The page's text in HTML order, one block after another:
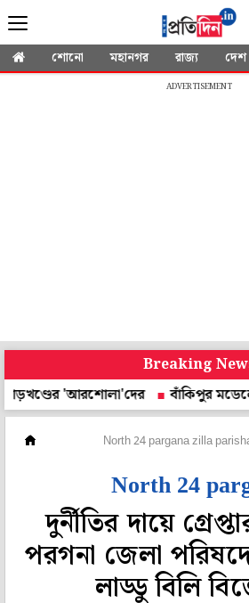
শোনো মহানগর রাজ্য দেশ
ADVERTISEMENT
Breaking
'আরশোলা'দের
বাঁকিপুর মডেলে
North 24 pargana zilla
North 24
দুর্নীতির দায়ে
পরগনা জেলা
লাড্ডু বিলি